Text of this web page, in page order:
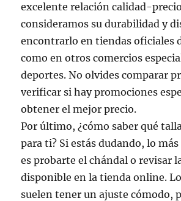
excelente relación calidad-
consideramos su durabilidad y
encontrarlo en tiendas oficiales
como en otros comercios
deportes. No olvides comparar
verificar si hay promociones
obtener el mejor precio.
Por último, ¿cómo saber qué
para ti? Si estás dudando, lo
es probarte el chándal o revisar
disponible en la tienda online.
suelen tener un ajuste cómodo,